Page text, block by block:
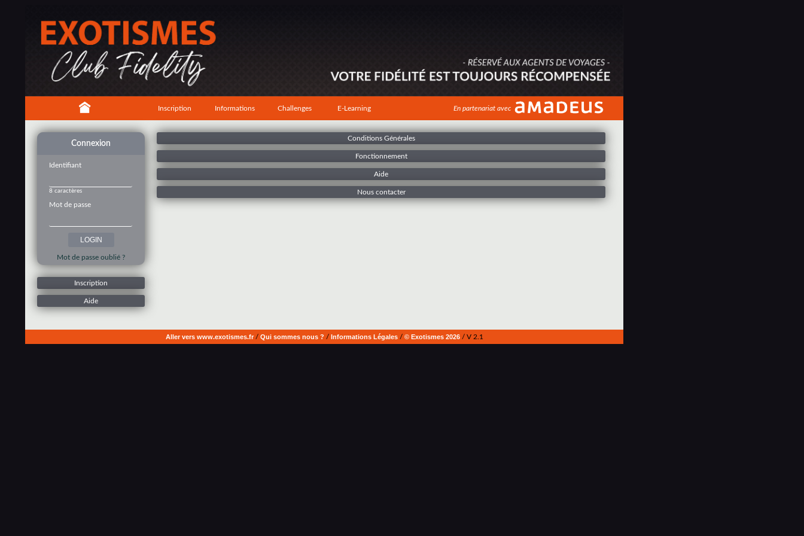
Inscription Informations Challenges E-Learning En partenariat avec
Connexion
Identifiant
8 caractères
Mot de passe
Mot de passe oublié ?
Inscription
Aide
Conditions Générales
Fonctionnement
Aide
Nous contacter
Aller vers www.exotismes.fr/ Qui sommes nous ? / Informations Légales/ © Exotismes 2026/ V 2.1